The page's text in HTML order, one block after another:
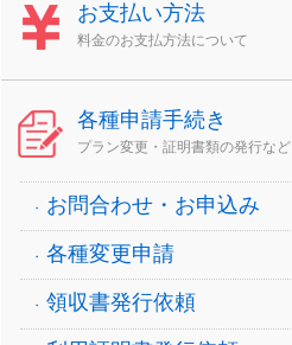
お支払い方法
料金のお支払方法について
各種申請手続き
プラン変更・証明書類の発行など
お問合わせ・お申込み
各種変更申請
領収書発行依頼